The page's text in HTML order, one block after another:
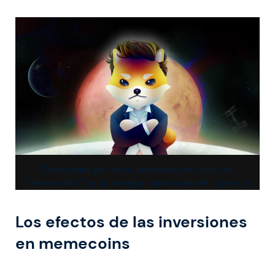
Detestadas por unos, adoradas por otros, las
“memecoins” se las arreglan para no perder vigencia
Los efectos de las inversiones
en memecoins